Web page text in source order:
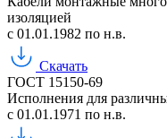
изоляцией
с 01.01.1982 по н.в.
Скачать
ГОСТ 15150-69
Исполнения для
с 01.01.1971 по н.в.